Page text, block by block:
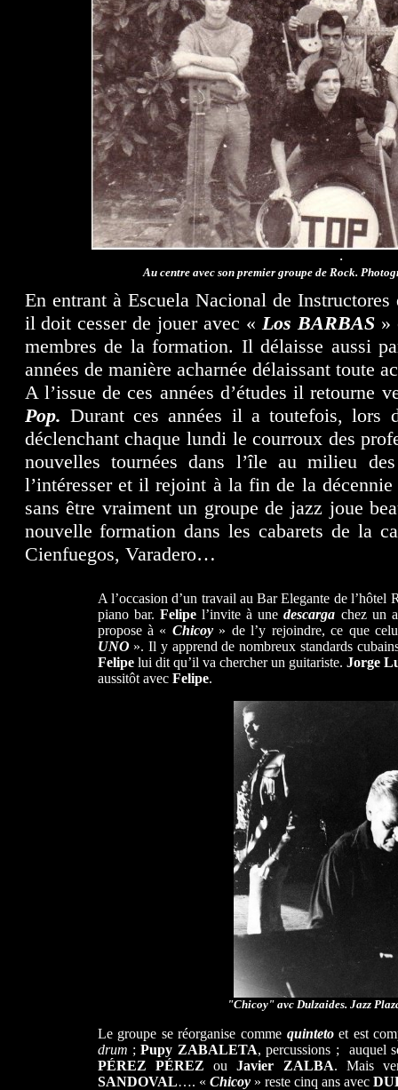
.
Au centre avec son premier groupe de Rock.
En entrant à Escuela Nacional de
il doit cesser de jouer avec « Los BARBAS»
membres de la formation. Il délaisse aussi
années de manière acharnée délaissant toute
A l’issue de ces années d’études il retourne
Pop. Durant ces années il a toutefois, lors
déclenchant chaque lundi le courroux des
nouvelles tournées dans l’île au milieu
l’intéresser et il rejoint à la fin de la
sans être vraiment un groupe de jazz joue
nouvelle formation dans les cabarets de la
Cienfuegos, Varadero…
A l’occasion d’un travail au Bar Elegante de l’hôtel
piano bar. Felipel’invite à unedescarga chez un
propose à « Chicoy» de l’y rejoindre, ce que
UNO ». Il y apprend de nombreux standards
Felipelui dit qu’il va chercher un guitariste. Jorge
aussitôt avec Felipe.
"Chicoy" avc Dulzaides. Jazz
Le groupe se réorganise comme quintetoet est
drum ;Pupy ZABALETA, percussions ; auquel
PÉREZ PÉREZou Javier ZALBA.
Mais
SANDOVAL…. « Chicoy» reste cinq ans avec